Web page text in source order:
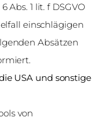
Abs. 1 lit. f DSGVO
einschlägigen
Absätzen
USA und sonstige
von